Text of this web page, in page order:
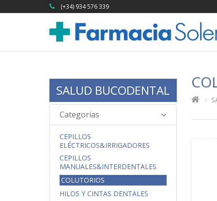
(+34) 934 576 339
SALUD BUCODENTAL
Categorias
CEPILLOS
ELÉCTRICOS&IRRIGADORES
CEPILLOS
MANUALES&INTERDENTALES
COLUTORIOS
HILOS Y CINTAS DENTALES